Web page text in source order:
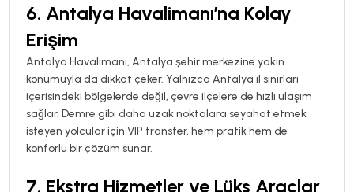
6. Antalya Havalimanı’na Kolay
Erişim
Antalya Havalimanı, Antalya şehir merkezine yakın
konumuyla da dikkat çeker. Yalnızca Antalya il sınırları
içerisindeki bölgelerde değil, çevre ilçelere de hızlı ulaşım
sağlar. Demre gibi daha uzak noktalara seyahat etmek
isteyen yolcular için VIP transfer, hem pratik hem de
konforlu bir çözüm sunar.
7. Ekstra Hizmetler ve Lüks Araçlar